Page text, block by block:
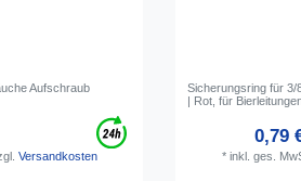
Aufschraub
Versandkosten
Sicherungsring für
| Rot, für
0,79
* inkl. ges.